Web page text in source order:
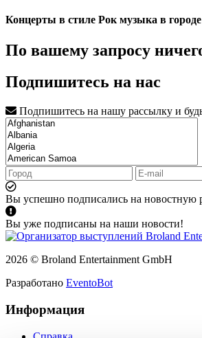
Концерты в стиле Рок музыка в
По вашему запросу
Подпишитесь на нас
Подпишитесь на нашу рассылку и
Вы успешно подписались на новостную
Вы уже подписаны на наши новости!
2026 © Broland Entertainment GmbH
Разработано EventoBot
Информация